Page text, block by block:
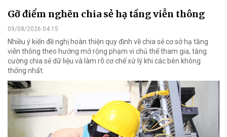
Gỡ điểm nghẽn chia sẻ hạ tầng viễn thông
09/08/2026 04:15
Nhiều ý kiến đề nghị hoàn thiện quy định về chia sẻ cơ sở hạ tầng
viễn thông theo hướng mở rộng phạm vi chủ thể tham gia, tăng
cường chia sẻ dữ liệu và làm rõ cơ chế xử lý khi các bên không
thống nhất.